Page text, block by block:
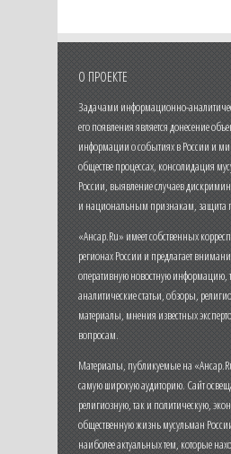
О ПРОЕКТЕ
Задачами информационно-
его появления является донесение
информации о событиях в России и
обществе процессах, консолидация
России, выявление случаев
и национальным признакам, защита
«Ансар.Ru» имеет собственных
регионах России и предлагает
оперативную новостную информацию,
аналитические статьи, обзоры,
материалы, мнения известных
вопросам.
Материалы, публикуемые на
самую широкую аудиторию. Сайт
религиозную, так и политическую,
общественную жизнь мусульман
наиболее актуальных тем, которые